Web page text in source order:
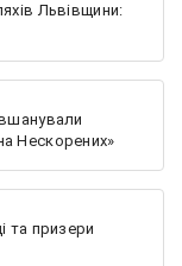
Львівщини:
Нескорених»
та призери